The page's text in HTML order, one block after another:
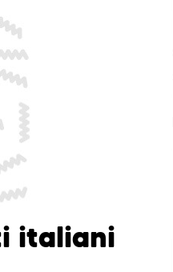
italiani